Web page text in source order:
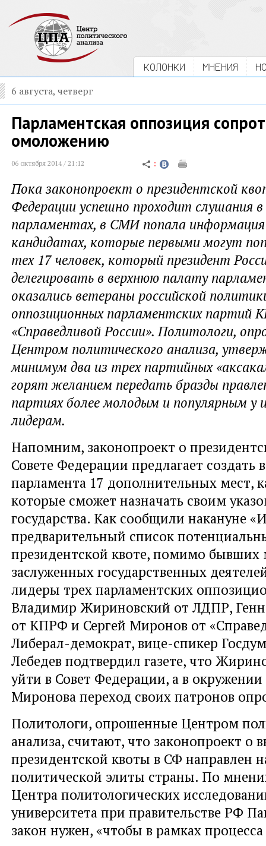
КОЛОНКИ МНЕНИЯ
6 августа, четверг
Парламентская оппозиция
омоложению
06 октября 2014 / 21:12
Пока законопроект о президентской
Федерации успешно проходит слушания в
парламентах, в СМИ попала
кандидатах, которые первыми могут
тех 17 человек, который президент
делегировать в верхнюю палату
оказались ветераны российской
оппозиционных парламентских партий
«Справедливой России». Политологи,
Центром политического анализа,
минимум два из трех партийных
горят желанием передать бразды
партиях более молодым и популярным у
лидерам.
Напомним, законопроект о
Совете Федерации предлагает создать
парламента 17 дополнительных мест,
которые сможет назначать своим
государства. Как сообщили накануне
предварительный список
президентской квоте, помимо бывших
заслуженных государственных
лидеры трех парламентских
Владимир Жириновский от ЛДПР,
от КПРФ и Сергей Миронов от
Либерал-демократ, вице-спикер
Лебедев подтвердил газете, что
уйти в Совет Федерации, а в
Миронова переход своих патронов
Политологи, опрошенные Центром
анализа, считают, что законопроект о
президентской квоты в СФ направлен
политической элиты страны. По
Центра политологических
университета при правительстве РФ
закон нужен, «чтобы в рамках